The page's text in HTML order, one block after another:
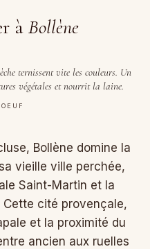
à Bollène
ternissent vite les couleurs. Un
végétales et nourrit la laine.
Bollène domine la
vieille ville perchée,
Saint-Martin et la
Cette cité provençale,
et la proximité du
ancien aux ruelles